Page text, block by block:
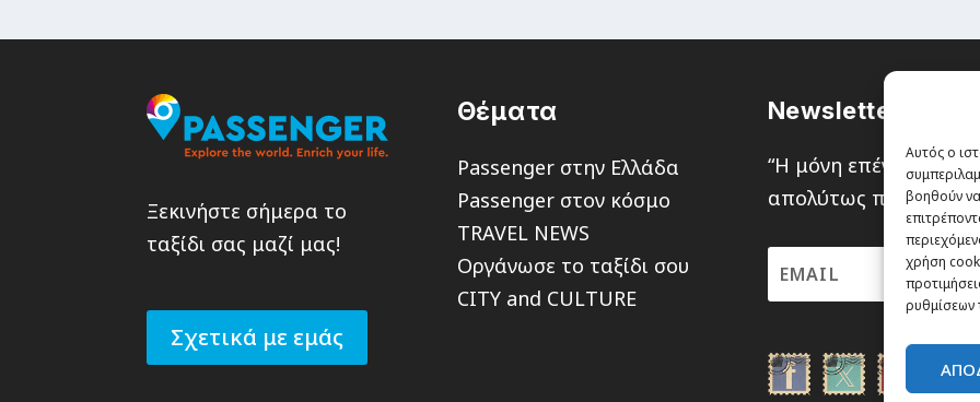
Αυτός ο
βοηθούν
χρήση
ρυθμίσεων
Ξεκινήστε σήμερα το
ταξίδι σας μαζί μας!
Σχετικά με εμάς
Θέματα
Passenger στην Ελλάδα
Passenger στον κόσμο
TRAVEL NEWS
Οργάνωσε το ταξίδι σου
CITY and CULTURE
Newsletter
“H μόνη επένδυση
απολύτως πιθανότητα